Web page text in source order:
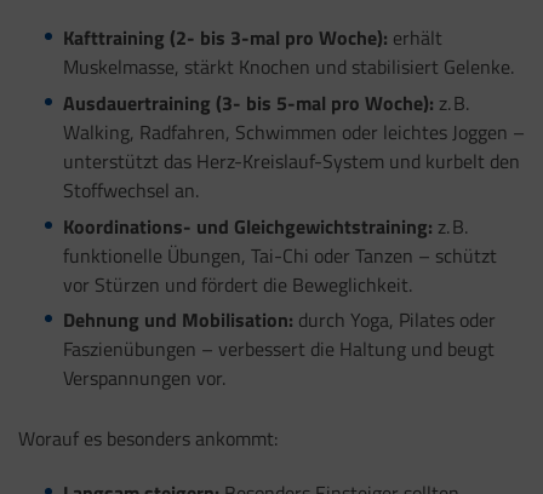
Kafttraining (2- bis 3-mal pro Woche): erhält
Muskelmasse, stärkt Knochen und stabilisiert Gelenke.
Ausdauertraining (3- bis 5-mal pro Woche): z. B.
Walking, Radfahren, Schwimmen oder leichtes Joggen –
unterstützt das Herz-Kreislauf-System und kurbelt den
Stoffwechsel an.
Koordinations- und Gleichgewichtstraining: z. B.
funktionelle Übungen, Tai-Chi oder Tanzen – schützt
vor Stürzen und fördert die Beweglichkeit.
Dehnung und Mobilisation: durch Yoga, Pilates oder
Faszienübungen – verbessert die Haltung und beugt
Verspannungen vor.
Worauf es besonders ankommt: